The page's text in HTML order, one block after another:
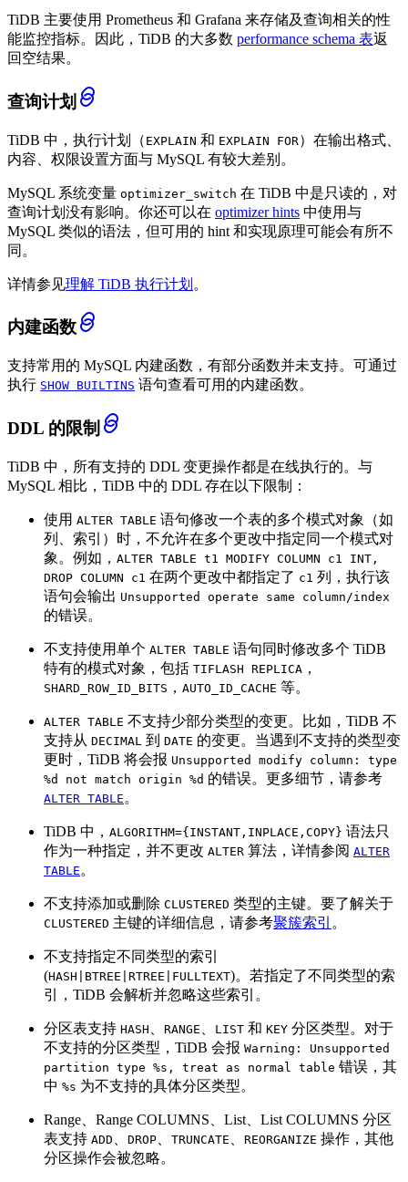
TiDB 主要使用 Prometheus 和 Grafana 来存储及查询相关的性
能监控指标。因此，TiDB 的大多数 performance schema 表返
回空结果。
查询计划
TiDB 中，执行计划（ EXPLAIN 和 EXPLAIN FOR）在输出格式、
内容、权限设置方面与 MySQL 有较大差别。
MySQL 系统变量 optimizer_switch 在 TiDB 中是只读的，对
查询计划没有影响。你还可以在 optimizer hints 中使用与
MySQL 类似的语法，但可用的 hint 和实现原理可能会有所不
同。
详情参见理解 TiDB 执行计划 。
内建函数
支持常用的 MySQL 内建函数，有部分函数并未支持。可通过
执行 SHOW BUILTINS 语句查看可用的内建函数。
DDL 的限制
TiDB 中，所有支持的 DDL 变更操作都是在线执行的。与
MySQL 相比，TiDB 中的 DDL 存在以下限制：
使用 ALTER TABLE 语句修改一个表的多个模式对象（如
列、索引）时，不允许在多个更改中指定同一个模式对
象。例如， ALTER TABLE t1 MODIFY COLUMN c1 INT,
DROP COLUMN c1 在两个更改中都指定了 c1 列，执行该
语句会输出 Unsupported operate same column/index
的错误。
不支持使用单个 ALTER TABLE 语句同时修改多个 TiDB
特有的模式对象，包括 TIFLASH REPLICA ，
SHARD_ROW_ID_BITS ， AUTO_ID_CACHE 等。
ALTER TABLE 不支持少部分类型的变更。比如，TiDB 不
支持从 DECIMAL 到 DATE 的变更。当遇到不支持的类型变
更时，TiDB 将会报 Unsupported modify column: type
%d not match origin %d 的错误。更多细节，请参考
ALTER TABLE 。
TiDB 中， ALGORITHM={INSTANT,INPLACE,COPY} 语法只
作为一种指定，并不更改 ALTER 算法，详情参阅 ALTER
TABLE 。
不支持添加或删除 CLUSTERED 类型的主键。要了解关于
CLUSTERED 主键的详细信息，请参考聚簇索引 。
不支持指定不同类型的索引
(HASH|BTREE|RTREE|FULLTEXT)。若指定了不同类型的索
引，TiDB 会解析并忽略这些索引。
分区表支持 HASH RANGE LIST 和 KEY 分区类型。对于
不支持的分区类型，TiDB 会报 Warning: Unsupported
partition type %s, treat as normal table 错误，其
中 %s 为不支持的具体分区类型。
Range、Range COLUMNS、List、List COLUMNS 分区
表支持 ADD DROP TRUNCATE REORGANIZE 操作，其他
分区操作会被忽略。